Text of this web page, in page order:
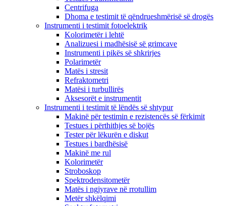
Centrifuga
Dhoma e testimit të qëndrueshmërisë së drogës
Instrumenti i testimit fotoelektrik
Kolorimetër i lehtë
Analizuesi i madhësisë së grimcave
Instrumenti i pikës së shkrirjes
Polarimetër
Matës i stresit
Refraktometri
Matësi i turbullirës
Aksesorët e instrumentit
Instrumenti i testimit të lëndës së shtypur
Makinë për testimin e rezistencës së fërkimit
Testues i përthithjes së bojës
Tester për lëkurën e diskut
Testues i bardhësisë
Makinë me rul
Kolorimetër
Stroboskop
Spektrodensitometër
Matës i ngjyrave në rrotullim
Metër shkëlqimi